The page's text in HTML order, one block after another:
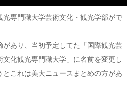
光専門職大学芸術文化・観光学部がで
があり、当初予定してた「国際観光芸
化観光専門職大学」に名前を変更し
とこれは美大ニュースまとめの方があ